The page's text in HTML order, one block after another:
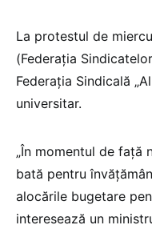
La protestul de
(Federația
Federația Sindicală
universitar.
„În momentul de față
bată pentru
alocările bugetare
interesează un